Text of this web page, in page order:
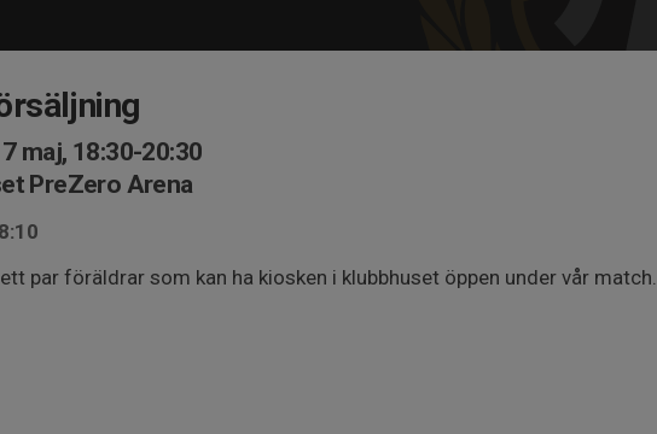
maj, 18:30-20:30
PreZero Arena
par föräldrar som kan ha kiosken i klubbhuset öppen under vår match.